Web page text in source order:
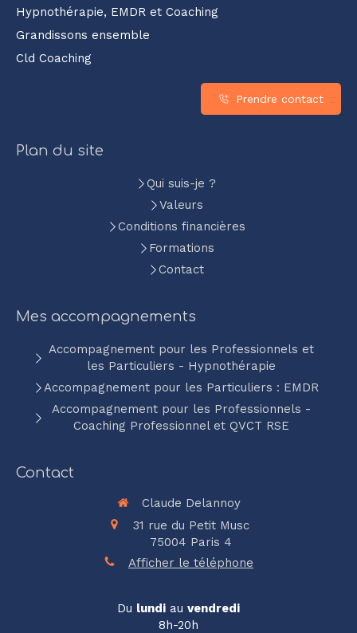
Hypnothérapie, EMDR et Coaching
Grandissons ensemble
Cld Coaching
Prendre contact
Plan du site
Qui suis-je ?
Valeurs
Conditions financières
Formations
Contact
Mes accompagnements
Accompagnement pour les Professionnels et
les Particuliers - Hypnothérapie
Accompagnement pour les Particuliers : EMDR
Accompagnement pour les Professionnels -
Coaching Professionnel et QVCT RSE
Contact
Claude Delannoy
31 rue du Petit Musc
75004 Paris 4
Afficher le téléphone
Du lundi au vendredi
8h-20h